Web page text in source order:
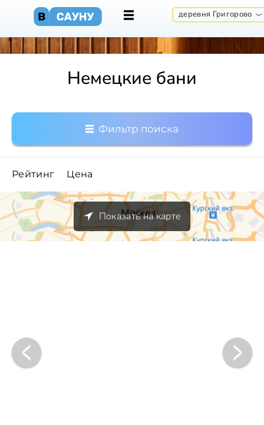
деревня Григорово
Немецкие бани
Фильтр поиска
Рейтинг Цена
Показать на карте